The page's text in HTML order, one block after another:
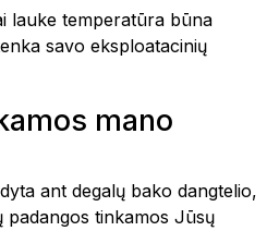
lauke temperatūra būna
savo eksploatacinių
mano
ant degalų bako dangtelio,
padangos tinkamos Jūsų